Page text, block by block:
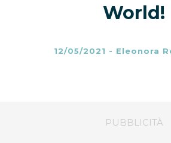
World!
12/05/2021 - Eleonora